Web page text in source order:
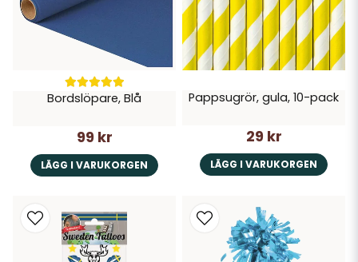
Bordslöpare, Blå
99 kr
LÄGG I VARUKORGEN
Pappsugrör, gula, 10-pack
29 kr
LÄGG I VARUKORGEN